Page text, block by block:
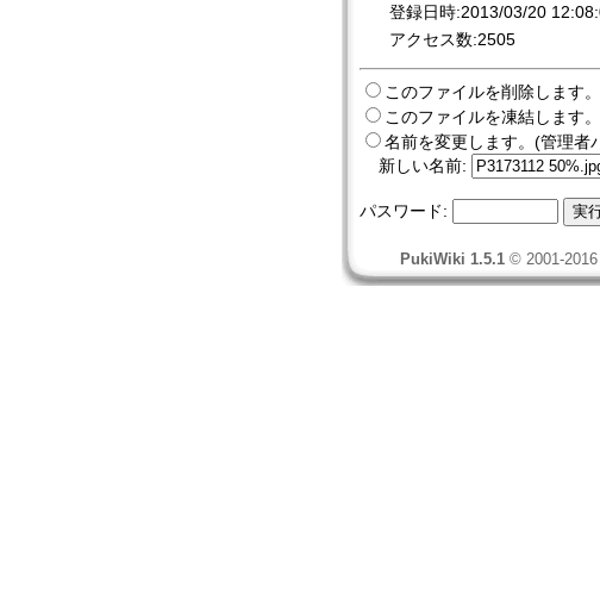
登録日時:2013/03/20
アクセス数:2505
このファイルを削除します。
このファイルを凍結します
名前を変更します。(管理者
新しい名前:
パスワード:
PukiWiki 1.5.1 © 2001-2016